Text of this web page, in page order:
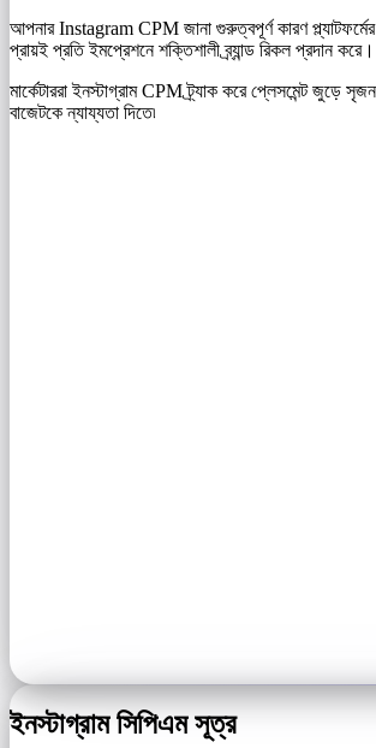
ইম্প্রেশনের সংখ্যা
আপনার Instagram CPM জানা গুরুত্বপূর্ণ কারণ
প্রায়ই প্রতি ইমপ্রেশনে শক্তিশালী ব্র্যান্ড রিকল প্রদান করে।
মার্কেটাররা ইনস্টাগ্রাম CPM ট্র্যাক করে প্লেসমেন্ট
বাজেটকে ন্যায্যতা দিতে৷
ইনস্টাগ্রাম সিপিএম সূত্র